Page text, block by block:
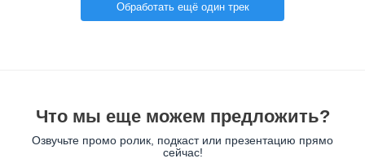
Обработать ещё один трек
Что мы еще можем предложить?
Озвучьте промо ролик, подкаст или презентацию прямо
сейчас!